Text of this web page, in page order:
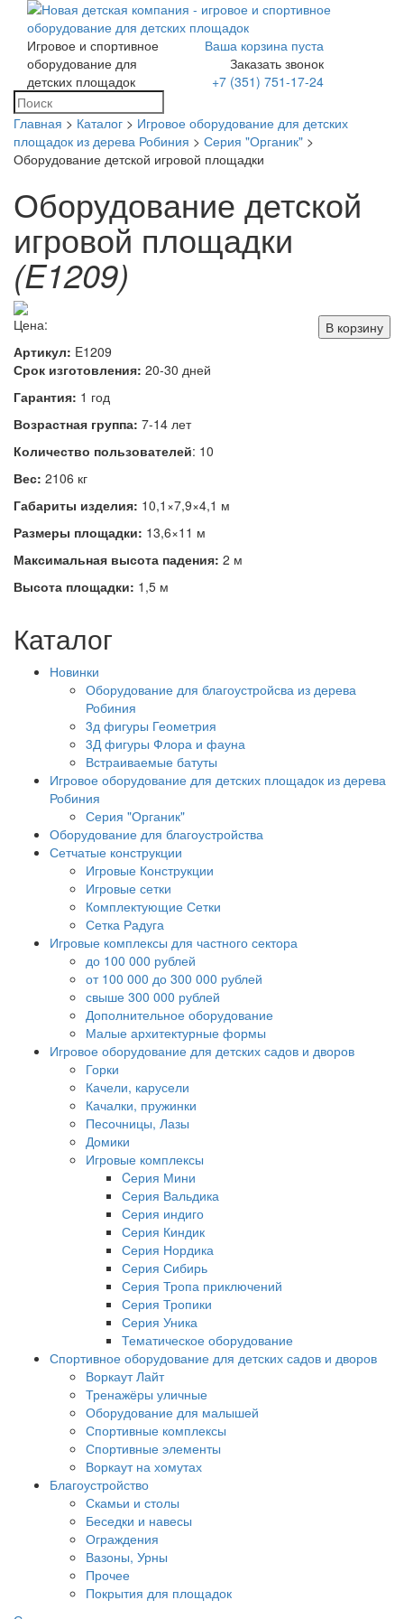
Игровое и спортивное
оборудование для
детских площадок
Ваша корзина пуста
Заказать звонок
+7 (351) 751-17-24
Главная > Каталог > Игровое оборудование для детских
площадок из дерева Робиния > Серия "Органик" >
Оборудование детской игровой площадки
Оборудование детской
игровой площадки
(E1209)
Цена:
В корзину
Артикул: E1209
Срок изготовления: 20-30 дней
Гарантия: 1 год
Возрастная группа: 7-14 лет
Количество пользователей: 10
Вес: 2106 кг
Габариты изделия: 10,1×7,9×4,1 м
Размеры площадки: 13,6×11 м
Максимальная высота падения: 2 м
Высота площадки: 1,5 м
Каталог
Новинки
Оборудование для благоустройсва из дерева
Робиния
3д фигуры Геометрия
3Д фигуры Флора и фауна
Встраиваемые батуты
Игровое оборудование для детских площадок из дерева
Робиния
Серия "Органик"
Оборудование для благоустройства
Сетчатые конструкции
Игровые Конструкции
Игровые сетки
Комплектующие Сетки
Сетка Радуга
Игровые комплексы для частного сектора
до 100 000 рублей
от 100 000 до 300 000 рублей
свыше 300 000 рублей
Дополнительное оборудование
Малые архитектурные формы
Игровое оборудование для детских садов и дворов
Горки
Качели, карусели
Качалки, пружинки
Песочницы, Лазы
Домики
Игровые комплексы
Cерия Мини
Серия Вальдика
Серия индиго
Серия Киндик
Серия Нордика
Серия Сибирь
Серия Тропа приключений
Серия Тропики
Серия Уника
Тематическое оборудование
Спортивное оборудование для детских садов и дворов
Воркаут Лайт
Тренажёры уличные
Оборудование для малышей
Спортивные комплексы
Спортивные элементы
Воркаут на хомутах
Благоустройство
Скамьи и столы
Беседки и навесы
Ограждения
Вазоны, Урны
Прочее
Покрытия для площадок